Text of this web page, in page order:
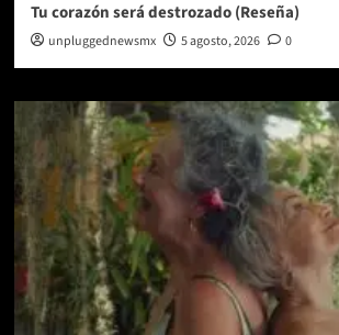
Tu corazón será destrozado (Reseña)
unpluggednewsmx 5 agosto, 2026 0